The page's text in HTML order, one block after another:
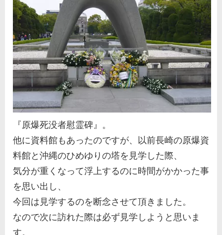
『原爆死没者慰霊碑』。
他に資料館もあったのですが、以前長崎の原爆資
料館と沖縄のひめゆりの塔を見学した際、
気分が重くなって浮上するのに時間がかかった事
を思い出し、
今回は見学するのを断念させて頂きました。
なので次に訪れた際は必ず見学しようと思いま
す。